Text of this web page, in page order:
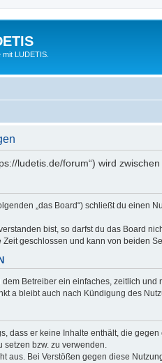
LUDETIS.
ludetis.de/forum“) wird
„das Board“) schließt du
bist, so darfst du das Board
Zeit geschlossen und kann von beiden
Betreiber ein einfaches, zeitlich
a bleibt auch nach Kündigung des
dass er keine Inhalte enthält, die
setzen bzw. zu verwenden.
aus. Bei Verstößen gegen diese